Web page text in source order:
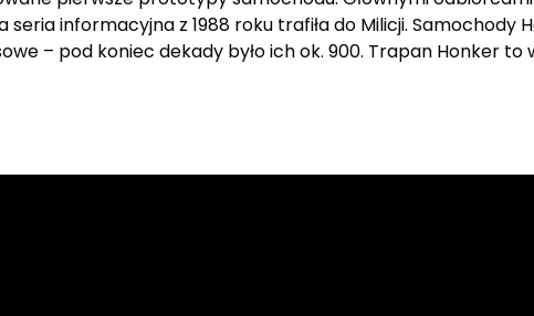
seria informacyjna z 1988 roku trafiła do Milicji. Samochody
– pod koniec dekady było ich ok. 900. Trapan Honker